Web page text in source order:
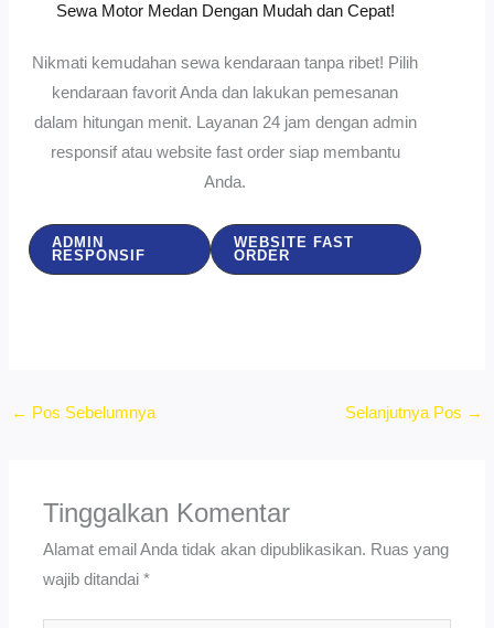
Sewa Motor Medan Dengan Mudah dan Cepat!
Nikmati kemudahan sewa kendaraan tanpa ribet! Pilih
kendaraan favorit Anda dan lakukan pemesanan
dalam hitungan menit. Layanan 24 jam dengan admin
responsif atau website fast order siap membantu
Anda.
ADMIN
RESPONSIF
WEBSITE FAST
ORDER
← Pos Sebelumnya Selanjutnya Pos →
Tinggalkan Komentar
Alamat email Anda tidak akan dipublikasikan. Ruas yang
wajib ditandai*